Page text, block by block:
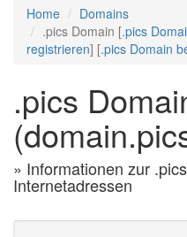
Home
Domains
.pics Domain [.pics
registrieren] [.pics Domain
.pics
» Informationen zur
Internetadressen